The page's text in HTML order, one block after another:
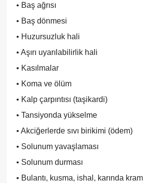
• Baş ağrısı
• Baş dönmesi
• Huzursuzluk hali
• Aşırı uyarılabilirlik hali
• Kasılmalar
• Koma ve ölüm
• Kalp çarpıntısı (taşikardi)
• Tansiyonda yükselme
• Akciğerlerde sıvı birikimi (ödem)
• Solunum yavaşlaması
• Solunum durması
• Bulantı, kusma, ishal, karında